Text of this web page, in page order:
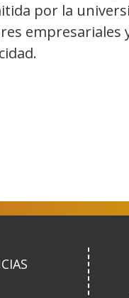
por la
empresariales